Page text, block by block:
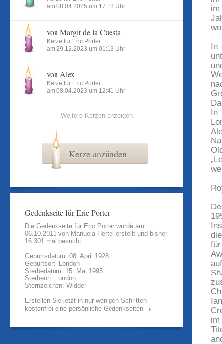
im
In
In
im
am 08.04.2025 um 17:18 Uhr
von Margit de la Cuesta
Kerze für Eric Porter
am 29.12.2023 um 01:13 Uhr
von Alex
Kerze für Eric Porter
am 08.04.2023 um 12:41 Uhr
Weitere Kerzen anzeigen
Kerze anzünden
Gedenkseite für Eric Porter
Die Gedenkseite für Eric Porter wurde am
06.10.2013 von Manuela Hertel erstellt und bisher
16.301 mal besucht.
Geburtsdatum: 08. April 1928
Geburtsort: London
Sterbedatum: 15. Mai 1995
Sterbeort: London
Sternzeichen: Widder
Erstellen Sie jetzt in nur wenigen Schritten
kostenfrei eine persönliche Gedenkseiten